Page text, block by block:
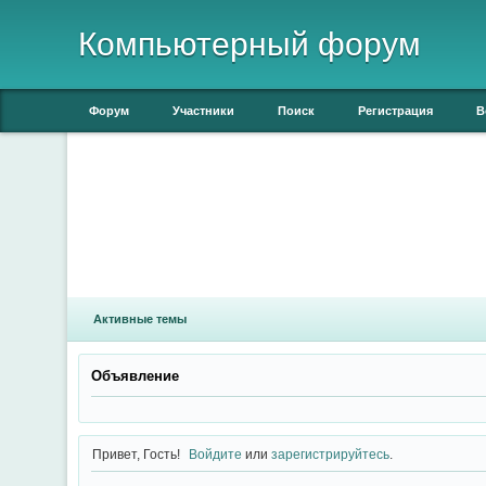
Компьютерный форум
Форум Участники Поиск Регистрация
Активные темы
Объявление
Привет, Гость! Войдите илизарегистрируйтесь